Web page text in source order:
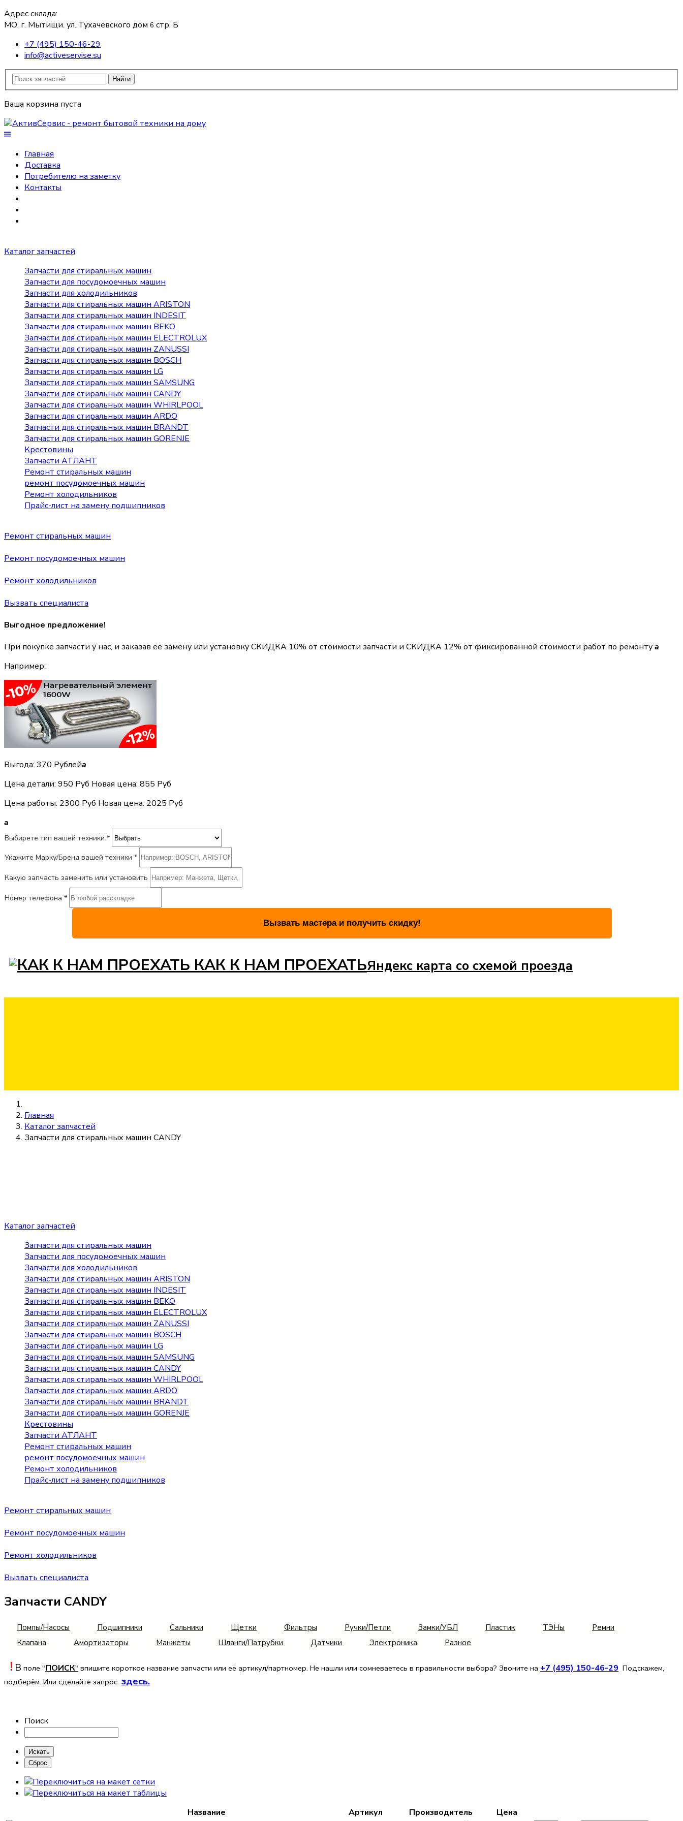
Адрес склада:
МО, г. Мытищи. ул. Тухачевского дом 6 стр. Б
+7 (495) 150-46-29
info@activeservise.su
Найти
Ваша корзина пуста
Главная
Доставка
Потребителю на заметку
Контакты
Каталог запчастей
Запчасти для стиральных машин
Запчасти для посудомоечных машин
Запчасти для холодильников
Запчасти для стиральных машин ARISTON
Запчасти для стиральных машин INDESIT
Запчасти для стиральных машин BEKO
Запчасти для стиральных машин ELECTROLUX
Запчасти для стиральных машин ZANUSSI
Запчасти для стиральных машин BOSCH
Запчасти для стиральных машин LG
Запчасти для стиральных машин SAMSUNG
Запчасти для стиральных машин CANDY
Запчасти для стиральных машин WHIRLPOOL
Запчасти для стиральных машин ARDO
Запчасти для стиральных машин BRANDT
Запчасти для стиральных машин GORENJE
Крестовины
Запчасти АТЛАНТ
Ремонт стиральных машин
ремонт посудомоечных машин
Ремонт холодильников
Прайс-лист на замену подшипников
Ремонт стиральных машин
Ремонт посудомоечных машин
Ремонт холодильников
Вызвать специалиста
Выгодное предложение!
При покупке запчасти у нас, и заказав её замену или установкуСКИДКА 10% от стоимости запчасти и СКИДКА 12% от фиксированной стоимости работ по ремонтуa
Например:
Выгода: 370 Рублейa
Цена детали: 950 Руб Новая цена: 855 Руб
Цена работы: 2300 Руб Новая цена: 2025 Руб
a
Выбирете тип вашей техники *
Укажите Марку/Бренд вашей техники *
Какую запчасть заменить или установить
Номер телефона *
КАК К НАМ ПРОЕХАТЬЯндекс карта со схемой проезда
Главная
Каталог запчастей
Запчасти для стиральных машин CANDY
Каталог запчастей
Запчасти для стиральных машин
Запчасти для посудомоечных машин
Запчасти для холодильников
Запчасти для стиральных машин ARISTON
Запчасти для стиральных машин INDESIT
Запчасти для стиральных машин BEKO
Запчасти для стиральных машин ELECTROLUX
Запчасти для стиральных машин ZANUSSI
Запчасти для стиральных машин BOSCH
Запчасти для стиральных машин LG
Запчасти для стиральных машин SAMSUNG
Запчасти для стиральных машин CANDY
Запчасти для стиральных машин WHIRLPOOL
Запчасти для стиральных машин ARDO
Запчасти для стиральных машин BRANDT
Запчасти для стиральных машин GORENJE
Крестовины
Запчасти АТЛАНТ
Ремонт стиральных машин
ремонт посудомоечных машин
Ремонт холодильников
Прайс-лист на замену подшипников
Ремонт стиральных машин
Ремонт посудомоечных машин
Ремонт холодильников
Вызвать специалиста
Запчасти CANDY
Помпы/Насосы Подшипники Сальники Щетки Фильтры Ручки/Петли Замки/УБЛ Пластик ТЭНы
Ремни
Клапана
Амортизаторы Манжеты Шланги/Патрубки Датчики Электроника Разное
! В поле "ПОИСК" впишите короткое название запчасти или её артикул/партномер. Не нашли или сомневаетесь в правильности выбора? Звоните на +7 (495) 150-46-29 Подскажем,
подберём. Или сделайте запрос здесь.
Поиск
Название Артикул Производитель
Цена